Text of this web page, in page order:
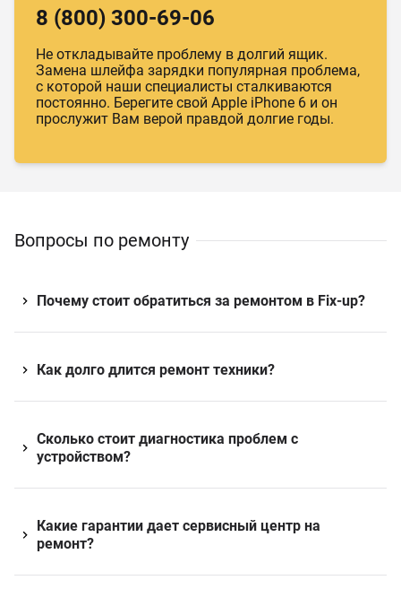
8 (800) 300-69-06
Не откладывайте проблему в долгий ящик.
Замена шлейфа зарядки популярная проблема,
с которой наши специалисты сталкиваются
постоянно. Берегите свой Apple iPhone 6 и он
прослужит Вам верой правдой долгие годы.
Вопросы по ремонту
Почему стоит обратиться за ремонтом в Fix-up?
Как долго длится ремонт техники?
Сколько стоит диагностика проблем с
устройством?
Какие гарантии дает сервисный центр на
ремонт?